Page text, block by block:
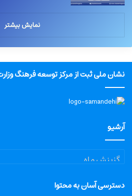
نمایش بیشتر
نشان ملی ثبت از مرکز توسعه فرهنگ
آرشیو
آرشیو
دسترسی آسان به محتوا